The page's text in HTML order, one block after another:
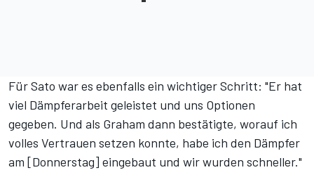
Für Sato war es ebenfalls ein wichtiger Schritt: "Er hat
viel Dämpferarbeit geleistet und uns Optionen
gegeben. Und als Graham dann bestätigte, worauf ich
volles Vertrauen setzen konnte, habe ich den Dämpfer
am [Donnerstag] eingebaut und wir wurden schneller."